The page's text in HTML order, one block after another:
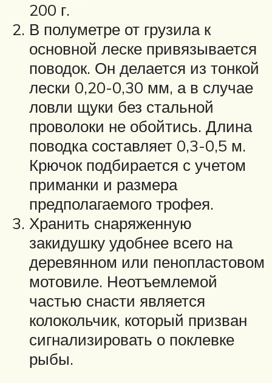
200 г.
В полуметре от грузила к
основной леске привязывается
поводок. Он делается из тонкой
лески 0,20-0,30 мм, а в случае
ловли щуки без стальной
проволоки не обойтись. Длина
поводка составляет 0,3-0,5 м.
Крючок подбирается с учетом
приманки и размера
предполагаемого трофея.
Хранить снаряженную
закидушку удобнее всего на
деревянном или пенопластовом
мотовиле. Неотъемлемой
частью снасти является
колокольчик, который призван
сигнализировать о поклевке
рыбы.